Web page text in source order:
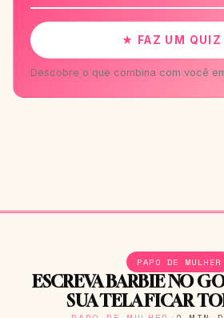
★ FAZ UM
Descobre o que combina com você
PAPO DE MULHER
ESCREVA BARBIE NO
SUA TELA FICAR